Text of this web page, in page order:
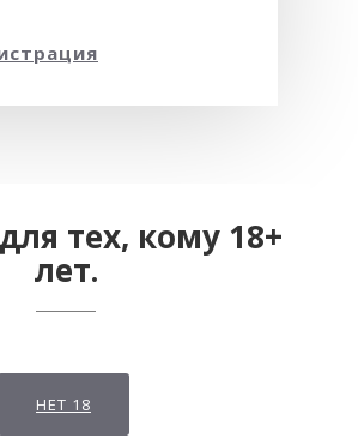
тех, кому 18+
лет.
НЕТ 18